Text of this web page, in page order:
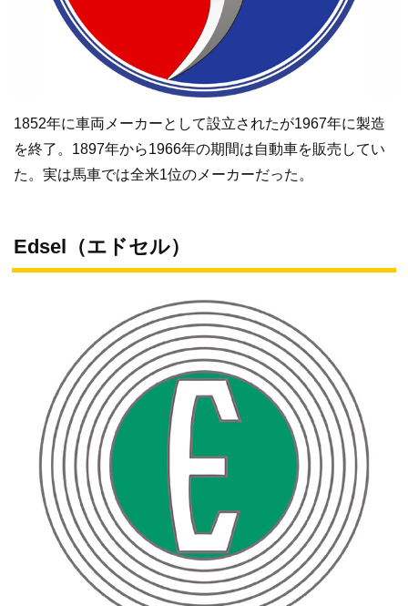
1852年に車両メーカーとして設立されたが1967年に製造
を終了。1897年から1966年の期間は自動車を販売してい
た。実は馬車では全米1位のメーカーだった。
Edsel（エドセル）